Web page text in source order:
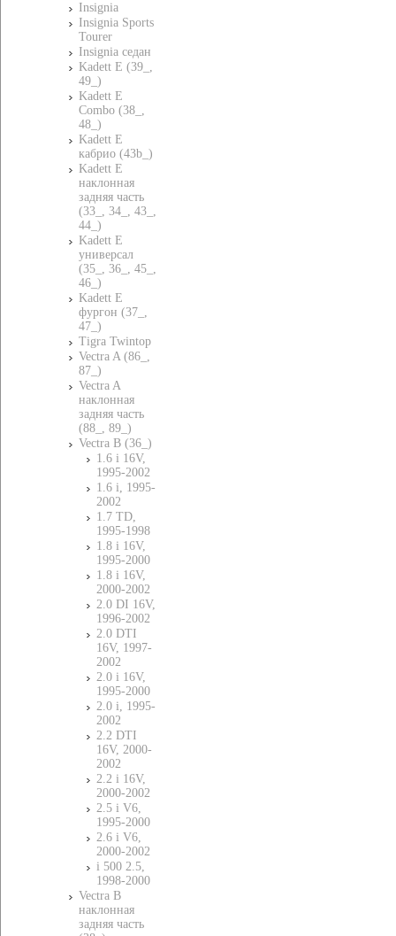
Insignia
Insignia Sports
Tourer
Insignia седан
Kadett E (39_,
49_)
Kadett E
Combo (38_,
48_)
Kadett E
кабрио (43b_)
Kadett E
наклонная
задняя часть
(33_, 34_, 43_,
44_)
Kadett E
универсал
(35_, 36_, 45_,
46_)
Kadett E
фургон (37_,
47_)
Tigra Twintop
Vectra A (86_,
87_)
Vectra A
наклонная
задняя часть
(88_, 89_)
Vectra B (36_)
1.6 i 16V,
1995-2002
1.6 i, 1995-
2002
1.7 TD,
1995-1998
1.8 i 16V,
1995-2000
1.8 i 16V,
2000-2002
2.0 DI 16V,
1996-2002
2.0 DTI
16V, 1997-
2002
2.0 i 16V,
1995-2000
2.0 i, 1995-
2002
2.2 DTI
16V, 2000-
2002
2.2 i 16V,
2000-2002
2.5 i V6,
1995-2000
2.6 i V6,
2000-2002
i 500 2.5,
1998-2000
Vectra B
наклонная
задняя часть